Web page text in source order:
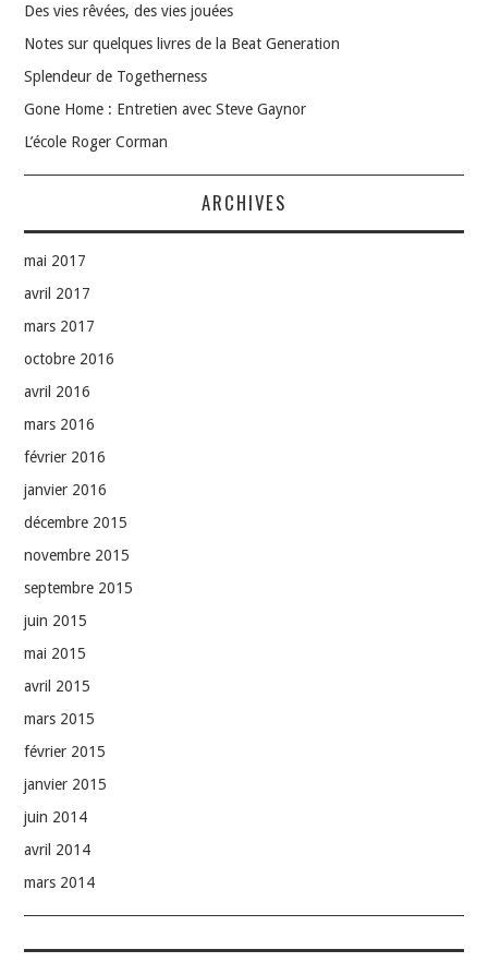
Des vies rêvées, des vies jouées
Notes sur quelques livres de la Beat Generation
Splendeur de Togetherness
Gone Home : Entretien avec Steve Gaynor
L’école Roger Corman
ARCHIVES
mai 2017
avril 2017
mars 2017
octobre 2016
avril 2016
mars 2016
février 2016
janvier 2016
décembre 2015
novembre 2015
septembre 2015
juin 2015
mai 2015
avril 2015
mars 2015
février 2015
janvier 2015
juin 2014
avril 2014
mars 2014